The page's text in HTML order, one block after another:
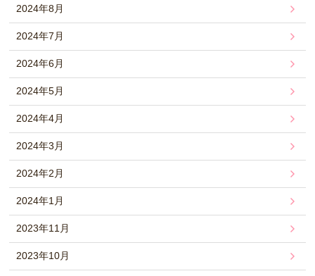
2024年8月
2024年7月
2024年6月
2024年5月
2024年4月
2024年3月
2024年2月
2024年1月
2023年11月
2023年10月